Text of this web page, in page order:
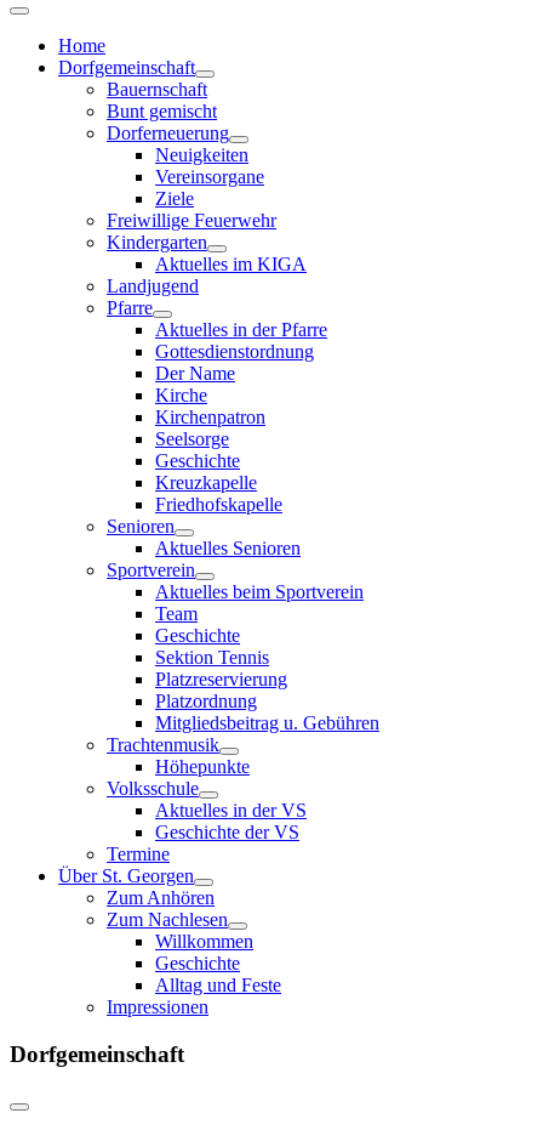
Home
Dorfgemeinschaft
Bauernschaft
Bunt gemischt
Dorferneuerung
Neuigkeiten
Vereinsorgane
Ziele
Freiwillige Feuerwehr
Kindergarten
Aktuelles im KIGA
Landjugend
Pfarre
Aktuelles in der Pfarre
Gottesdienstordnung
Der Name
Kirche
Kirchenpatron
Seelsorge
Geschichte
Kreuzkapelle
Friedhofskapelle
Senioren
Aktuelles Senioren
Sportverein
Aktuelles beim Sportverein
Team
Geschichte
Sektion Tennis
Platzreservierung
Platzordnung
Mitgliedsbeitrag u. Gebühren
Trachtenmusik
Höhepunkte
Volksschule
Aktuelles in der VS
Geschichte der VS
Termine
Über St. Georgen
Zum Anhören
Zum Nachlesen
Willkommen
Geschichte
Alltag und Feste
Impressionen
Dorfgemeinschaft